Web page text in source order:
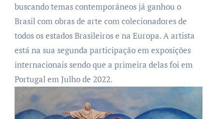
buscando temas contemporâneos já ganhou o
Brasil com obras de arte com colecionadores de
todos os estados Brasileiros e na Europa.A artista
está na sua segunda participação em exposições
internacionais sendo que a primeira delas foi em
Portugal em Julho de 2022.